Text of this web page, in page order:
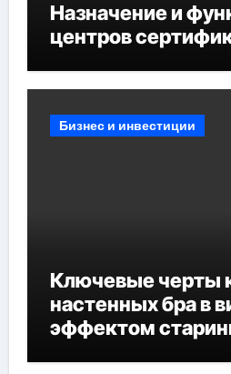
Назначение и
центров
Бизнес и инвестиции
Ключевые черты
настенных бра в
эффектом